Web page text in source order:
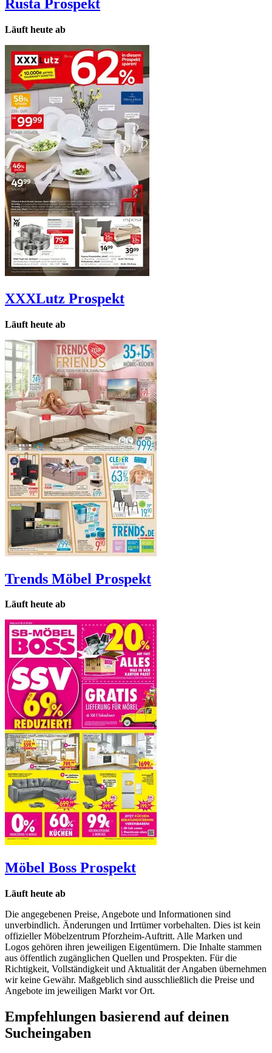
Rusta Prospekt
Läuft heute ab
XXXLutz Prospekt
Läuft heute ab
Trends Möbel Prospekt
Läuft heute ab
Möbel Boss Prospekt
Läuft heute ab
Die angegebenen Preise, Angebote und Informationen sind
unverbindlich. Änderungen und Irrtümer vorbehalten. Dies ist kein
offizieller Möbelzentrum Pforzheim-Auftritt. Alle Marken und
Logos gehören ihren jeweiligen Eigentümern. Die Inhalte stammen
aus öffentlich zugänglichen Quellen und Prospekten. Für die
Richtigkeit, Vollständigkeit und Aktualität der Angaben übernehmen
wir keine Gewähr. Maßgeblich sind ausschließlich die Preise und
Angebote im jeweiligen Markt vor Ort.
Empfehlungen basierend auf deinen
Sucheingaben